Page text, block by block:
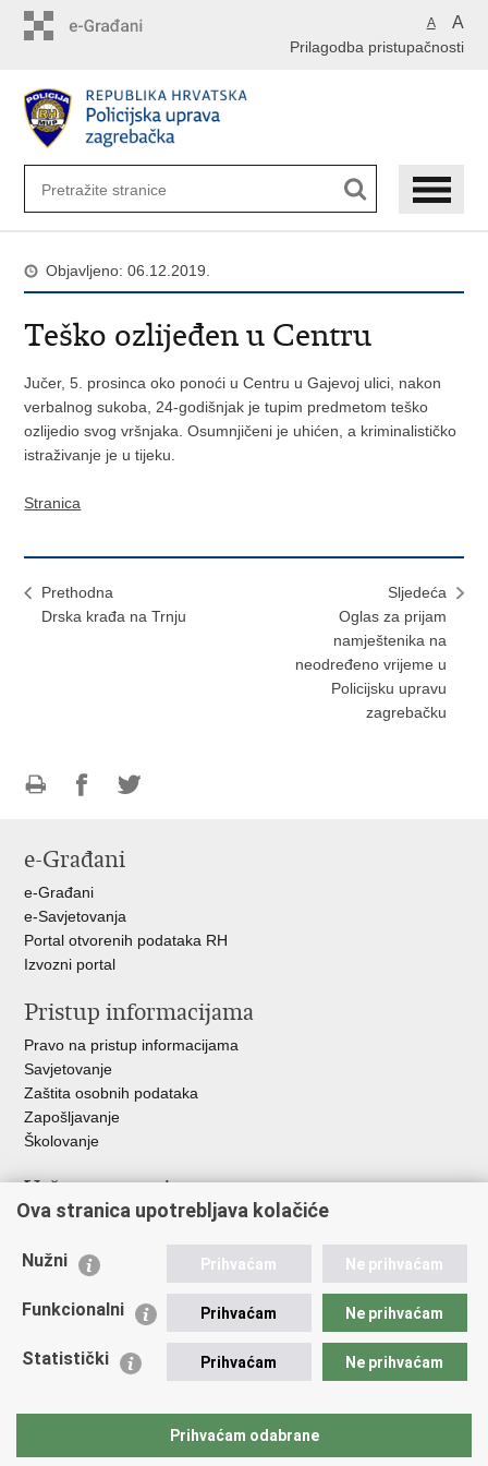
A A
Prilagodba pristupačnosti
Objavljeno: 06.12.2019.
Teško ozlijeđen u Centru
Jučer, 5. prosinca oko ponoći u Centru u Gajevoj ulici, nakon
verbalnog sukoba, 24-godišnjak je tupim predmetom teško
ozlijedio svog vršnjaka. Osumnjičeni je uhićen, a kriminalističko
istraživanje je u tijeku.
Stranica
Prethodna
Drska krađa na Trnju
Sljedeća
Oglas za prijam
namještenika na
neodređeno vrijeme u
Policijsku upravu
zagrebačku
FacebookuTwitteru
e-Građani
e-Građani
e-Savjetovanja
Portal otvorenih podataka RH
Izvozni portal
Pristup informacijama
Pravo na pristup informacijama
Savjetovanje
Zaštita osobnih podataka
Zapošljavanje
Školovanje
Važne poveznice
Ministarstvo unutarnjih poslova
Udruge
Policijska akademija
Zaklada policijske solidarnosti
Vučetić"
Ova stranica upotrebljava kolačiće
Nužni Prihvaćam Ne prihvaćam
Funkcionalni Prihvaćam Ne prihvaćam
Statistički Prihvaćam Ne prihvaćam
Prihvaćam odabrane